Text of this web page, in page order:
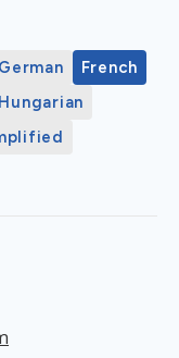
German
French
Hungarian